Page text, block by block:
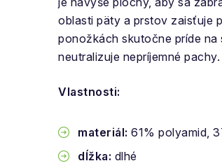
oblasti päty a prstov zaisťuje
ponožkách skutočne príde
neutralizuje nepríjemné pachy.
Vlastnosti:
materiál: 61% polyamid,
dĺžka: dlhé